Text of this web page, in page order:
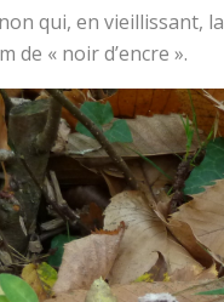
qui, en vieillissant,
de « noir d’encre ».